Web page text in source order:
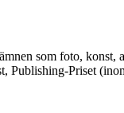
som foto,
Publishing-Priset